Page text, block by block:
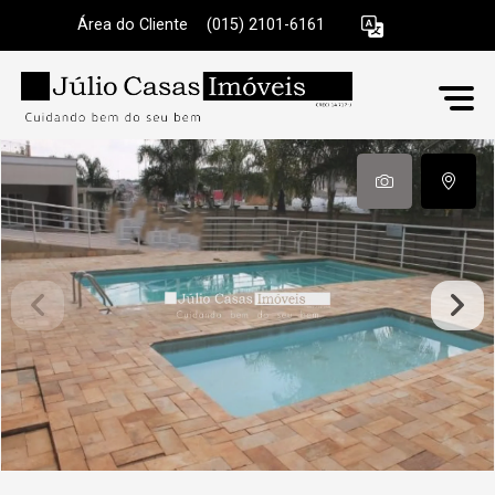
Área do Cliente (015) 2101-6161